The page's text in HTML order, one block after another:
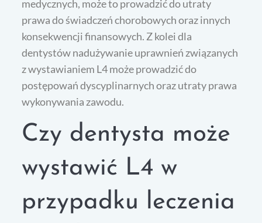
medycznych, może to prowadzić do utraty
prawa do świadczeń chorobowych oraz innych
konsekwencji finansowych. Z kolei dla
dentystów nadużywanie uprawnień związanych
z wystawianiem L4 może prowadzić do
postępowań dyscyplinarnych oraz utraty prawa
wykonywania zawodu.
Czy dentysta może
wystawić L4 w
przypadku leczenia